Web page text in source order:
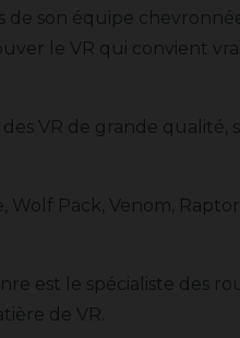
de son équipe
le VR qui convient
VR de grande qualité,
Wolf Pack, Venom,
est le spécialiste des
de VR.